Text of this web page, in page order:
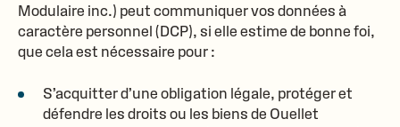
Modulaire inc.) peut communiquer vos données à
caractère personnel (DCP), si elle estime de bonne foi,
que cela est nécessaire pour :
S’acquitter d’une obligation légale, protéger et
défendre les droits ou les biens de Ouellet